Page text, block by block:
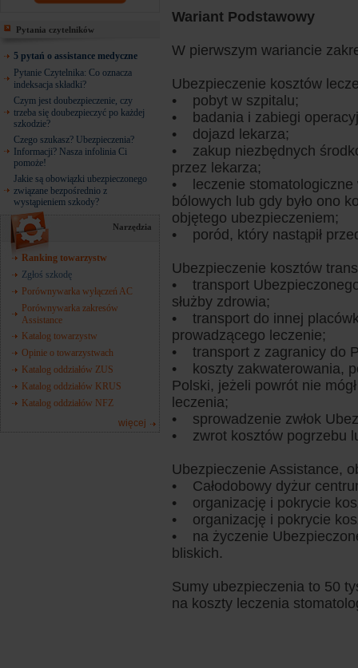
Pytania czytelników
5 pytań o assistance medyczne
Pytanie Czytelnika: Co oznacza
indeksacja składki?
Czym jest doubezpieczenie, czy
trzeba się doubezpieczyć po każdej
szkodzie?
Czego szukasz? Ubezpieczenia?
Informacji? Nasza infolinia Ci
pomoże!
Jakie są obowiązki ubezpieczonego
związane bezpośrednio z
wystąpieniem szkody?
Narzędzia
Ranking towarzystw
Zgłoś szkodę
Porównywarka wyłączeń AC
Porównywarka zakresów
Assistance
Katalog towarzystw
Opinie o towarzystwach
Katalog oddziałów ZUS
Katalog oddziałów KRUS
Katalog oddziałów NFZ
więcej
Wariant Podstawowy
W pierwszym wariancie
Ubezpieczenie kosztów
• pobyt w szpitalu;
• badania i zabiegi
• dojazd lekarza;
• zakup niezbędnych
przez lekarza;
• leczenie stomatologiczne
bólowych lub gdy było ono
objętego ubezpieczeniem;
• poród, który nastąpił
Ubezpieczenie kosztów
• transport
służby zdrowia;
• transport do innej
prowadzącego leczenie;
• transport z zagranicy do
• koszty zakwaterowania,
Polski, jeżeli powrót nie
leczenia;
• sprowadzenie zwłok
• zwrot kosztów pogrzebu
Ubezpieczenie Assistance,
• Całodobowy dyżur
• organizację i pokrycie
• organizację i pokrycie
• na życzenie
bliskich.
Sumy ubezpieczenia to 50
na koszty leczenia